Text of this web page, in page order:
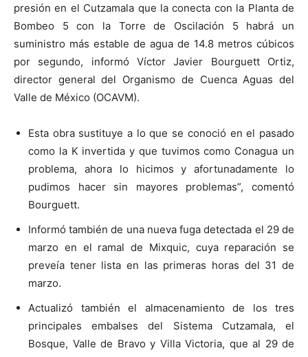
presión en el Cutzamala que la conecta con la Planta de
Bombeo 5 con la Torre de Oscilación 5 habrá un
suministro más estable de agua de 14.8 metros cúbicos
por segundo, informó Víctor Javier Bourguett Ortiz,
director general del Organismo de Cuenca Aguas del
Valle de México (OCAVM).
Esta obra sustituye a lo que se conoció en el pasado
como la K invertida y que tuvimos como Conagua un
problema, ahora lo hicimos y afortunadamente lo
pudimos hacer sin mayores problemas”, comentó
Bourguett.
Informó también de una nueva fuga detectada el 29 de
marzo en el ramal de Mixquic, cuya reparación se
preveía tener lista en las primeras horas del 31 de
marzo.
Actualizó también el almacenamiento de los tres
principales embalses del Sistema Cutzamala, el
Bosque, Valle de Bravo y Villa Victoria, que al 29 de